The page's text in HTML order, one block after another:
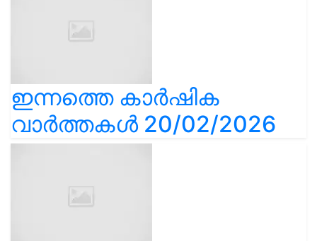
ഇന്നത്തെ കാർഷിക
വാർത്തകൾ 20/02/2026